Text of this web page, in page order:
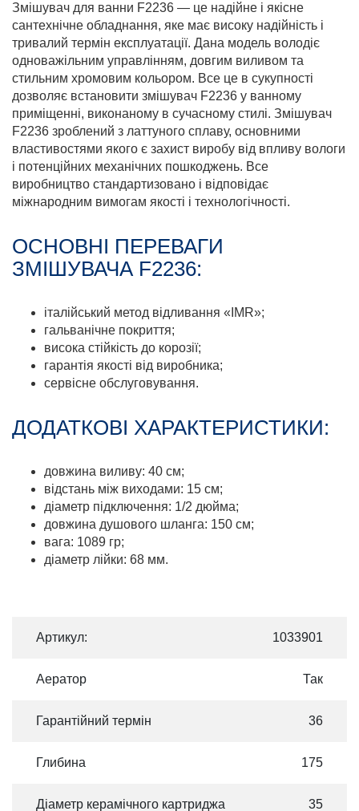
Змішувач для ванни F2236 — це надійне і якісне
сантехнічне обладнання, яке має високу надійність і
тривалий термін експлуатації. Дана модель володіє
одноважільним управлінням, довгим виливом та
стильним хромовим кольором. Все це в сукупності
дозволяє встановити змішувач F2236 у ванному
приміщенні, виконаному в сучасному стилі. Змішувач
F2236 зроблений з латтуного сплаву, основними
властивостями якого є захист виробу від впливу вологи
і потенційних механічних пошкоджень. Все
виробництво стандартизовано і відповідає
міжнародним вимогам якості і технологічності.
ОСНОВНІ ПЕРЕВАГИ
ЗМІШУВАЧА F2236:
італійський метод відливання «IMR»;
гальванічне покриття;
висока стійкість до корозії;
гарантія якості від виробника;
сервісне обслуговування.
ДОДАТКОВІ ХАРАКТЕРИСТИКИ:
довжина виливу: 40 см;
відстань між виходами: 15 см;
діаметр підключення: 1/2 дюйма;
довжина душового шланга: 150 см;
вага: 1089 гр;
діаметр лійки: 68 мм.
Артикул: 1033901
Аератор Так
Гарантійний термін 36
Глибина 175
Діаметр керамічного картриджа 35